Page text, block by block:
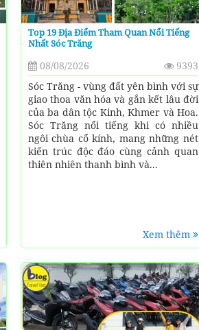
Top 19 Địa Điểm Tham Quan Nổi Tiếng
Nhất Sóc Trăng
08/08/2026
9393
Sóc Trăng - vùng đất yên bình với sự
giao thoa văn hóa và gắn kết lâu đời
của ba dân tộc Kinh, Khmer và Hoa.
Sóc Trăng nổi tiếng khi có nhiều
ngôi chùa cổ kính, mang những nét
kiến trúc độc đáo cùng cảnh quan
thiên nhiên thanh bình và...
Xem thêm